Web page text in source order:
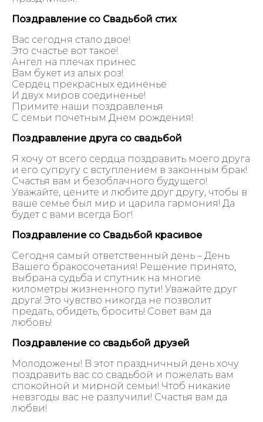
Поздравление со Свадьбой стих
Вас сегодня стало двое!
Это счастье вот такое!
Ангел на плечах принес
Вам букет из алых роз!
Сердец прекрасных единенье
И двух миров соединенье!
Примите наши поздравленья
С семьи почетным Днем рождения!
Поздравление друга со свадьбой
Я хочу от всего сердца поздравить моего друга
и его супругу с вступлением в законным брак!
Счастья вам и безоблачного будущего!
Уважайте, цените и любите друг другу, чтобы в
ваше семье был мир и царила гармония! Да
будет с вами всегда Бог!
Поздравление со Свадьбой красивое
Сегодня самый ответственный день – День
Вашего бракосочетания! Решение принято,
выбрана судьба и спутник на многие
километры жизненного пути! Уважайте друг
друга! Это чувство никогда не позволит
предать, обидеть, бросить! Совет вам да
любовь!
Поздравление со свадьбой друзей
Молодожены! В этот праздничный день хочу
поздравить вас со свадьбой и пожелать вам
спокойной и мирной семьи! Чтоб никакие
невзгоды вас не разлучили! Счастья вам да
любви!